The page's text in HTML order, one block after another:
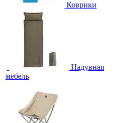
Коврики
Надувная
мебель